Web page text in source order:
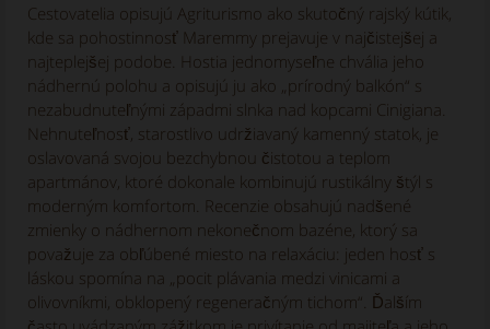
Cestovatelia opisujú Agriturismo ako skutočný rajský kútik,
kde sa pohostinnosť Maremmy prejavuje v najčistejšej a
najteplejšej podobe. Hostia jednomyseľne chvália jeho
nádhernú polohu a opisujú ju ako „prírodný balkón“ s
nezabudnuteľnými západmi slnka nad kopcami Cinigiana.
Nehnuteľnosť, starostlivo udržiavaný kamenný statok, je
oslavovaná svojou bezchybnou čistotou a teplom
apartmánov, ktoré dokonale kombinujú rustikálny štýl s
moderným komfortom. Recenzie obsahujú nadšené
zmienky o nádhernom nekonečnom bazéne, ktorý sa
považuje za obľúbené miesto na relaxáciu: jeden hosť s
láskou spomína na „pocit plávania medzi vinicami a
olivovníkmi, obklopený regeneračným tichom“. Ďalším